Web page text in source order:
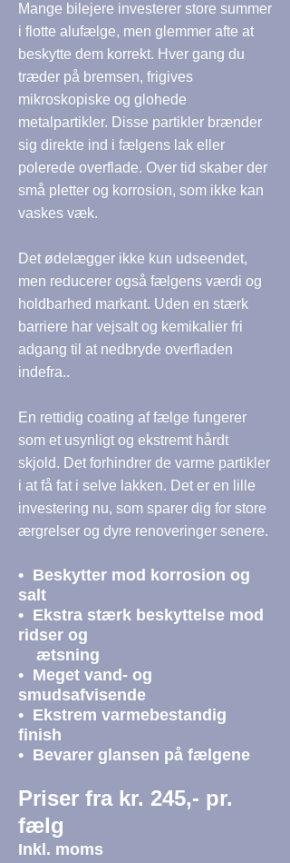
Mange bilejere investerer store summer
i flotte alufælge, men glemmer afte at
beskytte dem korrekt. Hver gang du
træder på bremsen, frigives
mikroskopiske og glohede
metalpartikler. Disse partikler brænder
sig direkte ind i fælgens lak eller
polerede overflade. Over tid skaber der
små pletter og korrosion, som ikke kan
vaskes væk.
Det ødelægger ikke kun udseendet,
men reducerer også fælgens værdi og
holdbarhed markant. Uden en stærk
barriere har vejsalt og kemikalier fri
adgang til at nedbryde overfladen
indefra..
En rettidig coating af fælge fungerer
som et usynligt og ekstremt hårdt
skjold. Det forhindrer de varme partikler
i at få fat i selve lakken. Det er en lille
investering nu, som sparer dig for store
ærgrelser og dyre renoveringer senere.
• Beskytter mod korrosion og
salt
• Ekstra stærk beskyttelse mod
ridser og
ætsning
• Meget vand- og
smudsafvisende
• Ekstrem varmebestandig
finish
• Bevarer glansen på fælgene
Priser fra kr. 245,- pr.
fælg
Inkl. moms